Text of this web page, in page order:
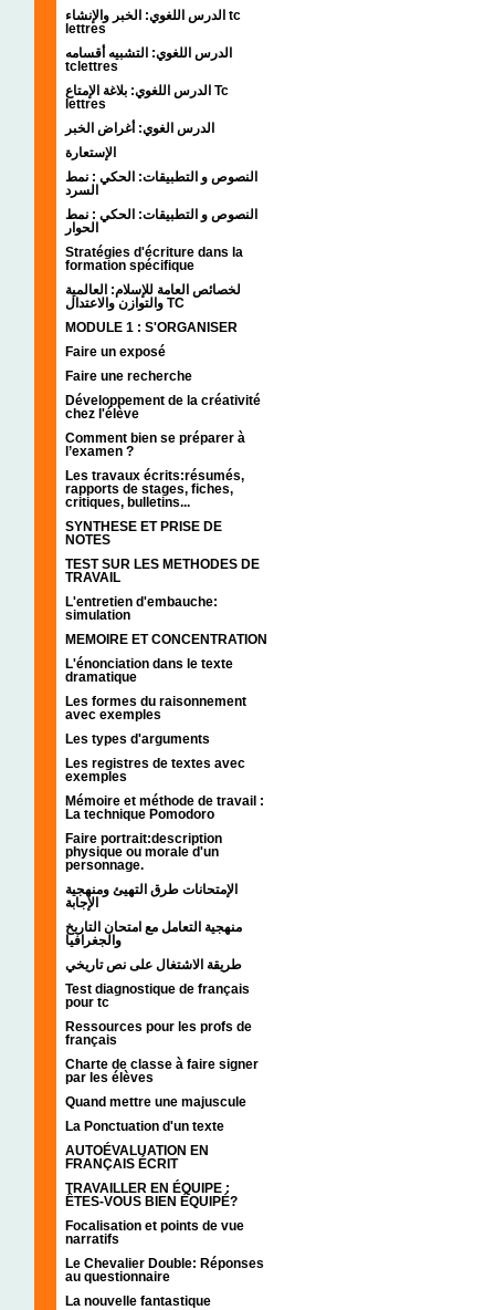
الدرس اللغوي: الخبر والإنشاء tc
lettres
الدرس اللغوي: التشبيه أقسامه
tclettres
الدرس اللغوي: بلاغة الإمتاع Tc
lettres
الدرس الغوي: أغراض الخبر
الإستعارة
النصوص و التطبيقات: الحكي : نمط
السرد
النصوص و التطبيقات: الحكي : نمط
الحوار
Stratégies d'écriture dans la
formation spécifique
لخصائص العامة للإسلام: العالمية
والتوازن والاعتدال TC
MODULE 1 : S'ORGANISER
Faire un exposé
Faire une recherche
Développement de la créativité
chez l'élève
Comment bien se préparer à
l’examen ?
Les travaux écrits:résumés,
rapports de stages, fiches,
critiques, bulletins...
SYNTHESE ET PRISE DE
NOTES
TEST SUR LES METHODES DE
TRAVAIL
L'entretien d'embauche:
simulation
MEMOIRE ET CONCENTRATION
L'énonciation dans le texte
dramatique
Les formes du raisonnement
avec exemples
Les types d'arguments
Les registres de textes avec
exemples
Mémoire et méthode de travail :
La technique Pomodoro
Faire portrait:description
physique ou morale d'un
personnage.
الإمتحانات طرق التهيئ ومنهجية
الإجابة
منهجية التعامل مع امتحان التاريخ
والجغرافيا
طريقة الاشتغال على نص تاريخي
Test diagnostique de français
pour tc
Ressources pour les profs de
français
Charte de classe à faire signer
par les élèves
Quand mettre une majuscule
La Ponctuation d'un texte
AUTOÉVALUATION EN
FRANÇAIS ÉCRIT
TRAVAILLER EN ÉQUIPE :
ÊTES-VOUS BIEN ÉQUIPÉ?
Focalisation et points de vue
narratifs
Le Chevalier Double: Réponses
au questionnaire
La nouvelle fantastique